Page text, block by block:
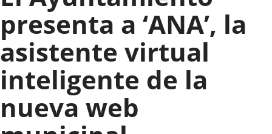
presenta a ‘ANA’, la
asistente virtual
inteligente de la
nueva web